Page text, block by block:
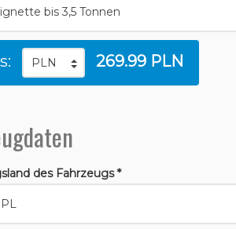
269.99 PLN
des Fahrzeugs *